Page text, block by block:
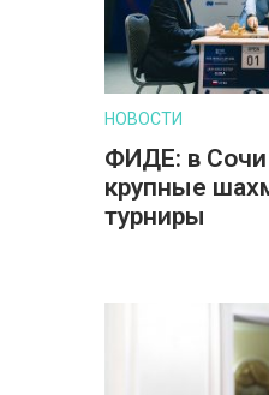
НОВОСТИ
ФИДЕ: в Сочи
крупные
турниры